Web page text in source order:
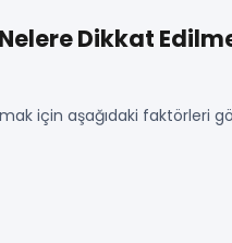
Dikkat
için aşağıdaki faktörleri